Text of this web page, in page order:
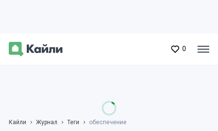
0
Кайли Журнал Теги обеспечение